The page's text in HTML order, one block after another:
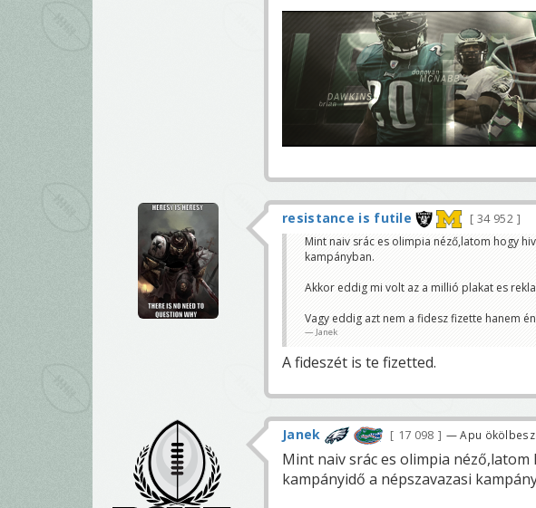
resistance is futile
34 952
Mint naiv srác es olimpia néző,latom hogy
kampányban.
Akkor eddig mi volt az a millió plakat es
Vagy eddig azt nem a fidesz fizette hanem
Janek
A fideszét is te fizetted.
Janek 17 098 — Apu
Mint naiv srác es olimpia
kampányidő a népszavazasi